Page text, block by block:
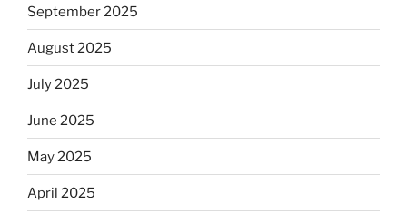
September 2025
August 2025
July 2025
June 2025
May 2025
April 2025